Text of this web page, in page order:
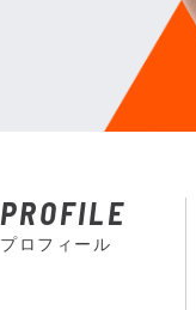
PROFILE
プロフィール